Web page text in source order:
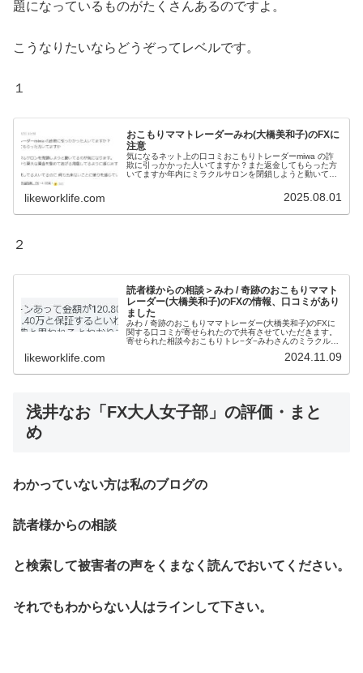
題になっているものがたくさんあるのですよ。
こうなりたいならどうぞってレベルです。
１
おこもりママトレーダーみわ(大橋美和子)のFXに
注意
気になるネット上の口コミおこもりトレーダーmiwa の詐
欺に引っかかった人いてますか？また返金してもらった方
いてますか年内にミラクルサロンを閉鎖しようと動いてる
likeworklife.com 2025.08.01
２
読者様からの相談＞みわ / 奇跡のおこもりママト
レーダー(大橋美和子)のFXの情報、口コミがあり
ました
みわ / 奇跡のおこもりママトレーダー(大橋美和子)のFXに
関する口コミが寄せられたので共有させていただきます。
寄せられた相談今おこもりトレ−ダ−みわさんのミラクルプ
likeworklife.com 2024.11.09
浅井なお「FX大人女子部」の評価・まと
め
わかっていない方は私のブログの
読者様からの相談
と検索して被害者の声をくまなく読んでおいてください。
それでもわからない人はラインして下さい。